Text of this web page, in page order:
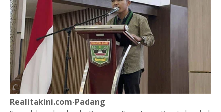
Realitakini.com-Padang